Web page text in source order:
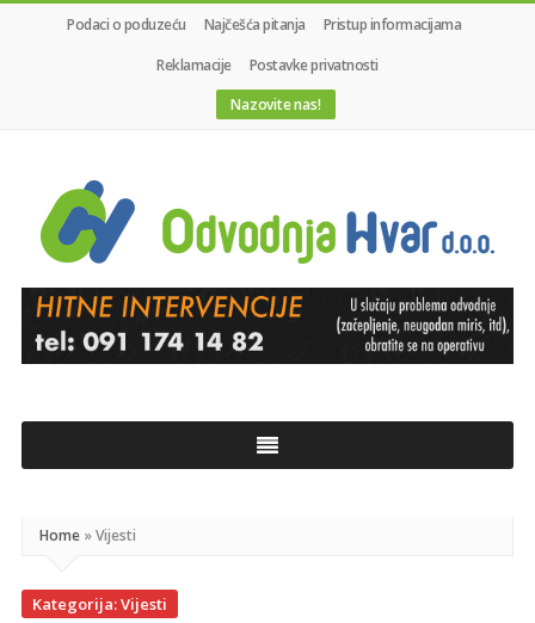
Podaci o poduzeću Najčešća pitanja
Pristup informacijama
Reklamacije
Postavke privatnosti
Nazovite nas!
Odvodnja
Hvar
d.o.o.
Home »Vijesti
Kategorija:Vijesti